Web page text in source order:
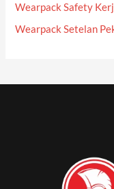
Wearpack Safety
Wearpack Setelan